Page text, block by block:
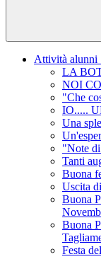
Attività alunni
LA
NOI
"Che
IO.....
Una
"Note
Tanti
Buona
Uscita
Buona
Buona
Festa